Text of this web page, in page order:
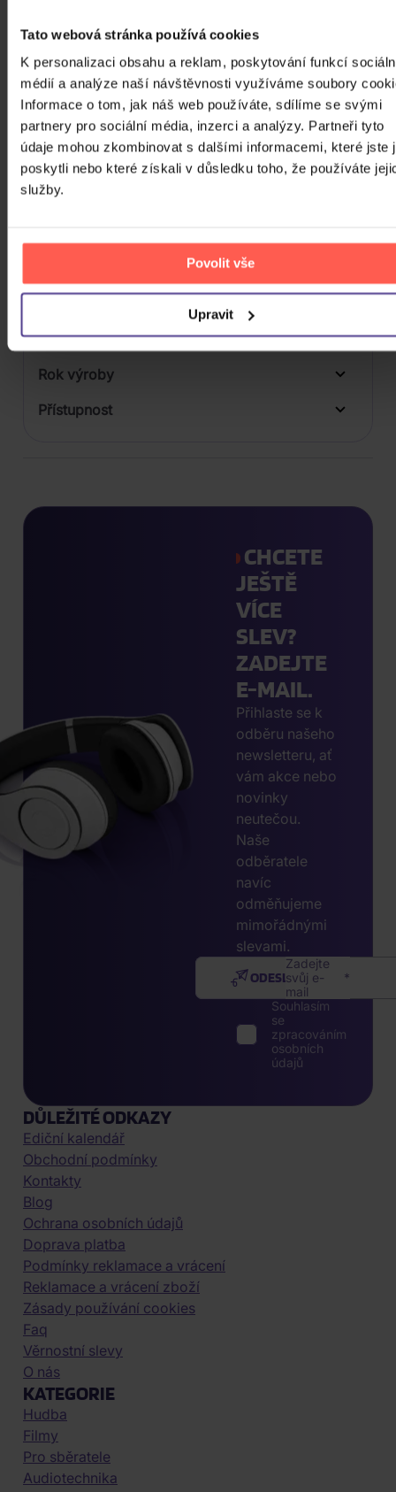
Tato webová stránka používá cookies
K personalizaci obsahu a reklam, poskytování funkcí
médií a analýze naší návštěvnosti využíváme soubory
Informace o tom, jak náš web používáte, sdílíme se svými
partnery pro sociální média, inzerci a analýzy. Partneři tyto
údaje mohou zkombinovat s dalšími informacemi, které jste
poskytli nebo které získali v důsledku toho, že používáte
služby.
Povolit vše
Upravit
1
Počet DVD
Počet BD
Počet vinyl
Počet KiT
Balení média
Titulky
Rok výroby
Přístupnost
CHCETE
JEŠTĚ
VÍCE
SLEV?
ZADEJTE
E-MAIL.
Přihlaste se k
odběru našeho
newsletteru, ať
vám akce nebo
novinky
neutečou.
Naše
odběratele
navíc
odměňujeme
mimořádnými
slevami.
Zadejte
svůj e-
mail
ODESLAT
Souhlasím
se
zpracováním
osobních
údajů
DŮLEŽITÉ ODKAZY
Ediční kalendář
Obchodní podmínky
Kontakty
Blog
Ochrana osobních údajů
Doprava platba
Podmínky reklamace a vrácení
Reklamace a vrácení zboží
Zásady používání cookies
Faq
Věrnostní slevy
O nás
KATEGORIE
Hudba
Filmy
Pro sběratele
Audiotechnika